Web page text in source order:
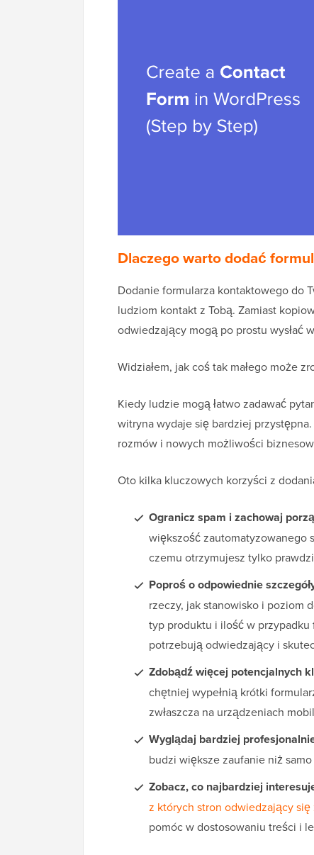
Dlaczego warto dodać
Dodanie formularza kontaktowego do
ludziom kontakt z Tobą. Zamiast
odwiedzający mogą po prostu wysłać
Widziałem, jak coś tak małego może
Kiedy ludzie mogą łatwo zadawać
witryna wydaje się bardziej
rozmów i nowych możliwości
Oto kilka kluczowych korzyści z
Ogranicz spam i zachowaj
większość zautomatyzowanego
czemu otrzymujesz tylko
Poproś o odpowiednie
rzeczy, jak stanowisko i poziom
typ produktu i ilość w
potrzebują odwiedzający i
Zdobądź więcej potencjalnych
chętniej wypełnią krótki
zwłaszcza na urządzeniach
Wyglądaj bardziej
budzi większe zaufanie niż
Zobacz, co najbardziej
z których stron odwiedzający
pomóc w dostosowaniu treści i